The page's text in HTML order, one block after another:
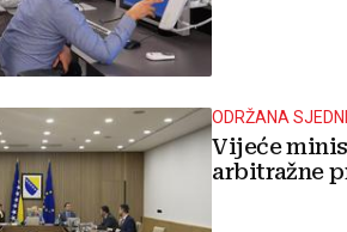
ODRŽANA
Vijeće
arbitražne